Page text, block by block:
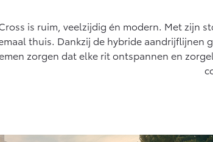
(excl. BTW)
BATTERIJ-
Hilux (excl. BTW)
OOK ALS BATTERIJ-
ELEKTRISCH
is ruim, veelzijdig én modern. Met zijn
thuis. Dankzij de hybride aandrijflijnen
zorgen dat elke rit ontspannen en